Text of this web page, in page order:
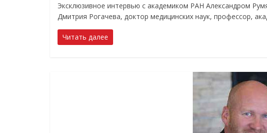
Эксклюзивное интервью с академиком РАН Александром
Дмитрия Рогачева, доктор медицинских наук, профессор,
Читать далее